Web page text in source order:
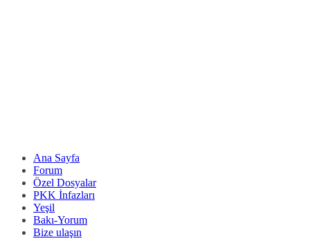
Ana Sayfa
Forum
Özel Dosyalar
PKK İnfazları
Yeşil
Bakı-Yorum
Bize ulaşın